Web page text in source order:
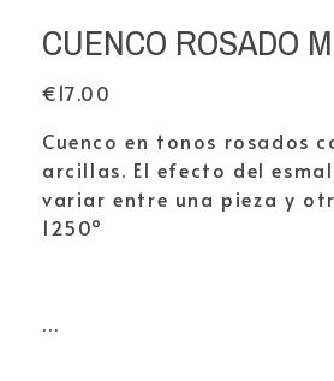
CUENCO ROSADO
€17.00
Cuenco en tonos rosados
arcillas. El efecto del
variar entre una pieza y
1250º
…